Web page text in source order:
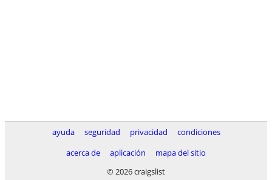
ayuda seguridad privacidad
condiciones
acerca de
aplicación
mapa del sitio
© 2026 craigslist